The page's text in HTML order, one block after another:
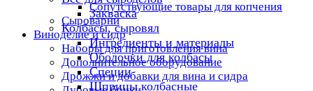
Сопутствующие товары для копчения
Сыроварни
Виноделие и сидр
Наборы для приготовления вина
Дополнительное оборудование
Дрожжи и добавки для вина и сидра
Закваска
Колбасы, сыровял
Ингредиенты и материалы
Оболочки для колбасы
Специи
Шприцы колбасные